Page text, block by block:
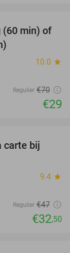
59%
(60 min) of
10.0 star
Regulier €70
€29
31%
carte bij
9.4 star
Regulier €47
€32,50